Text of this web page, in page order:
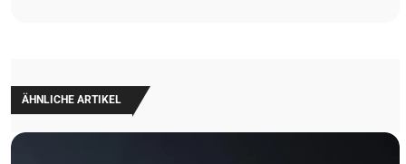
ÄHNLICHE ARTIKEL